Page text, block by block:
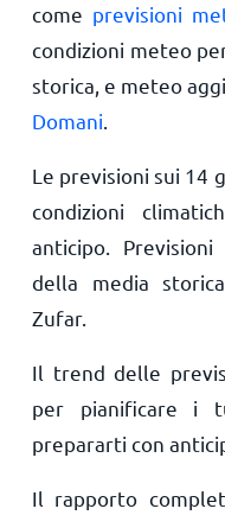
come previsioni
condizioni meteo
storica, e meteo
Domani
Le previsioni sui 14
condizioni
anticipo.
della media
Zufar.
Il trend delle
per pianificare i
prepararti con
Il rapporto